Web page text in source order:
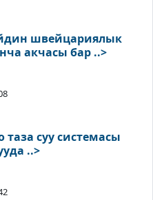
швейцариялык
банкта канча акчасы бар ..>
таза суу системасы
..>